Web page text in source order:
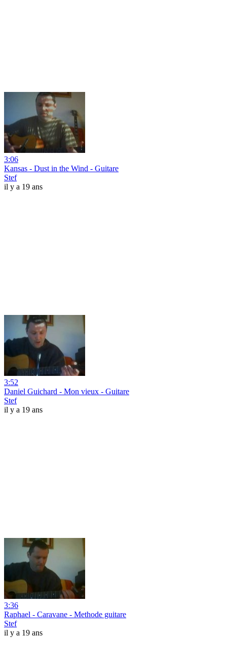
3:06
Kansas - Dust in the Wind - Guitare
Stef
il y a 19 ans
3:52
Daniel Guichard - Mon vieux - Guitare
Stef
il y a 19 ans
3:36
Raphael - Caravane - Methode guitare
Stef
il y a 19 ans